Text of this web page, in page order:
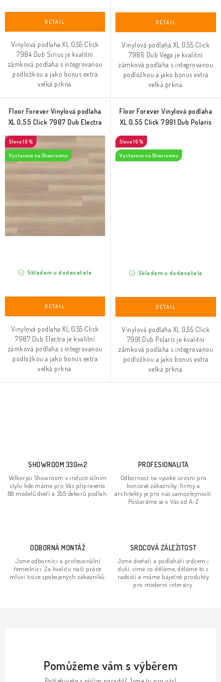
Vinylová podlaha XL 0,55 Click
7984 Dub Sirius je kvalitní
zámková podlaha s integrovanou
podložkou a jako bonus extra
velká prkna.
Vinylová podlaha XL 0,55 Click
7986 Dub Vega je kvalitní
zámková podlaha s integrovanou
podložkou a jako bonus extra
velká prkna.
Floor Forever Vinylová podlaha
XL 0,55 Click 7987 Dub Electra
10 %
Vystaveno na Showroomu
Skladem u dodavatele
Vinylová podlaha XL 0,55 Click
7987 Dub Electra je kvalitní
zámková podlaha s integrovanou
podložkou a jako bonus extra
velká prkna.
Floor Forever Vinylová podlaha
XL 0,55 Click 7991 Dub Polaris
10 %
Vystaveno na Showroomu
Skladem u dodavatele
Vinylová podlaha XL 0,55 Click
7991 Dub Polaris je kvalitní
zámková podlaha s integrovanou
podložkou a jako bonus extra
velká prkna.
a
c
SHOWROOM 330m2
Velkorysí Showroom v industriálním
stylu kde máme pro Vás připraveno
88 modelů dveří a 355 dekorů podlah.
PROFESIONALITA
Odbornost na vysoké úrovni pro
koncové zákazníky, firmy a
architekty je pro nás samozřejmostí.
Postaráme se o Vás od A-Z
ODBORNÁ MONTÁŽ
Jsme odborníci a profesionální
řemeslníci. Za kvalitu naší práce
mluví tisíce spokojených zákazníků.
SRDCOVÁ ZÁLEŽITOST
Jsme dveřaři a podlaháři srdcem i
duší, víme co děláme, děláme to s
radostí a máme báječné produkty
pro moderní interiéry.
Pomůžeme vám s výběrem